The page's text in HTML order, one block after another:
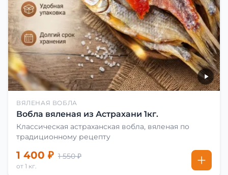
ВЯЛЕНАЯ ВОБЛА
Вобла вяленая из Астрахани 1кг.
Классическая астраханская вобла, вяленая по
традиционному рецепту
1 400 ₽ 1 550 ₽
от 1 кг.